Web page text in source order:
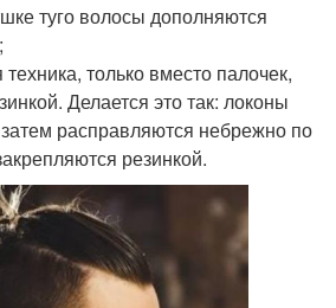
туго волосы дополняются
техника, только вместо палочек,
Делается это так: локоны
расправляются небрежно по
резинкой.